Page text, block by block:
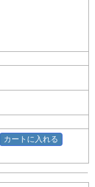
カートに入れる